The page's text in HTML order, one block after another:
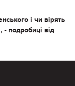
і чи вірять
подробиці від